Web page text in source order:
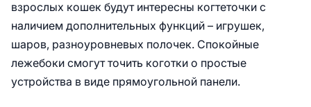
взрослых кошек будут интересны когтеточки с
наличием дополнительных функций – игрушек,
шаров, разноуровневых полочек. Спокойные
лежебоки смогут точить коготки о простые
устройства в виде прямоугольной панели.